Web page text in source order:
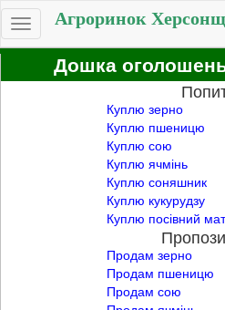
Toggle
navigation
Агроринок
Дошка
Куплю зерно
Куплю пшеницю
Куплю сою
Куплю ячмінь
Куплю соняшник
Куплю кукурудзу
Куплю посівний
Продам зерно
Продам пшеницю
Продам сою